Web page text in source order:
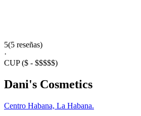
5(5 reseñas)
·
CUP($ - $$$$$)
Dani's Cosmetics
Centro Habana, La Habana.